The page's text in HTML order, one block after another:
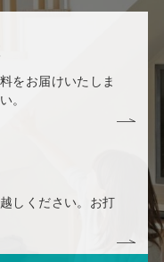
をお届けいたしま
。
しください。お打